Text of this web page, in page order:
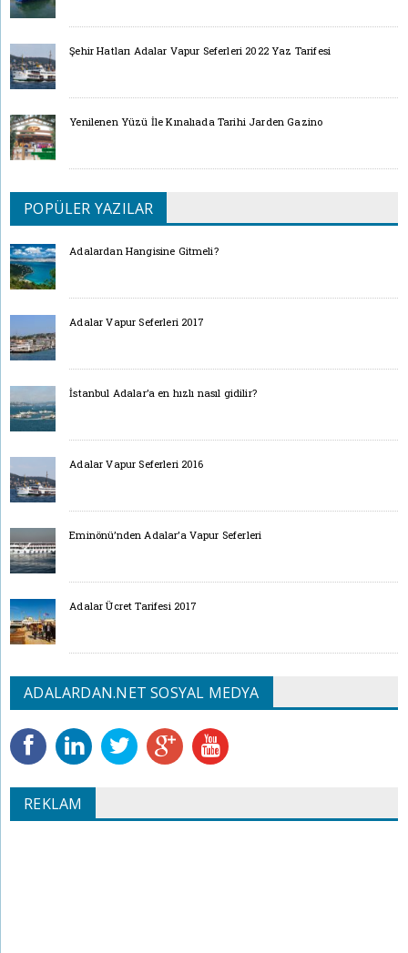
Şehir Hatları Adalar Vapur Seferleri 2022 Yaz Tarifesi
Yenilenen Yüzü İle Kınalıada Tarihi Jarden Gazino
POPÜLER YAZILAR
Adalardan Hangisine Gitmeli?
Adalar Vapur Seferleri 2017
İstanbul Adalar’a en hızlı nasıl gidilir?
Adalar Vapur Seferleri 2016
Eminönü’nden Adalar’a Vapur Seferleri
Adalar Ücret Tarifesi 2017
ADALARDAN.NET SOSYAL MEDYA
REKLAM